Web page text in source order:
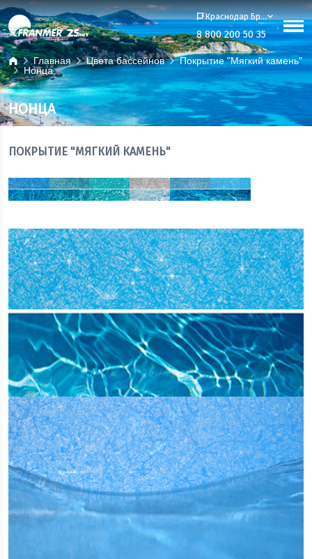
Краснодар Бренд-офис
8 800 200 50 35
Главная Цвета бассейнов
Покрытие "Мягкий камень"
Нонца
НОНЦА
ПОКРЫТИЕ "МЯГКИЙ КАМЕНЬ"